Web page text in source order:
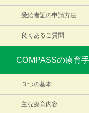
受給者証の申請方法
良くあるご質問
COMPASSの療育
３つの基本
主な療育内容